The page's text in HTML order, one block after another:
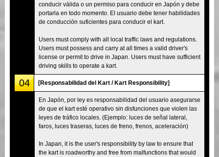
conducir válida o un permiso para conducir en Japón y debe
portarla en todo momento. El usuario debe tener habilidades
de conducción suficientes para conducir el kart.
Users must comply with all local traffic laws and regulations.
Users must possess and carry at all times a valid driver's
license or permit to drive in Japan. Users must have sufficient
driving skills to operate a kart.
04 [Responsabilidad del Kart / Kart Responsibility]
En Japón, por ley es responsabilidad del usuario asegurarse
de que el kart esté operativo sin disfunciones que violen las
leyes de tráfico locales. (Ejemplo: luces de señal lateral,
faros, luces traseras, luces de freno, frenos, aceleración)
In Japan, it is the user's responsibility by law to ensure that
the kart is roadworthy and free from malfunctions that would